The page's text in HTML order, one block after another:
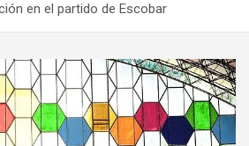
en el partido de Escobar